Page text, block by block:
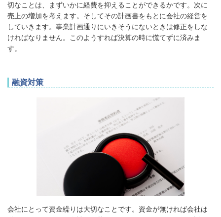
切なことは、まずいかに経費を抑えることができるかです。次に
売上の増加を考えます。そしてその計画書をもとに会社の経営を
していきます。事業計画通りにいきそうにないときは修正をしな
ければなりません。このようすれば決算の時に慌てずに済みま
す。
融資対策
会社にとって資金繰りは大切なことです。資金が無ければ会社は